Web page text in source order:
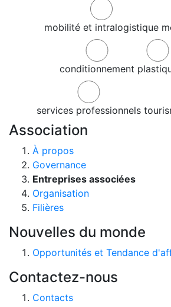
mobilité et intralogistique
conditionnement
services professionnels
Association
À propos
Governance
Entreprises associées
Organisation
Filières
Nouvelles du monde
Opportunités et Tendance
Contactez-nous
Contacts